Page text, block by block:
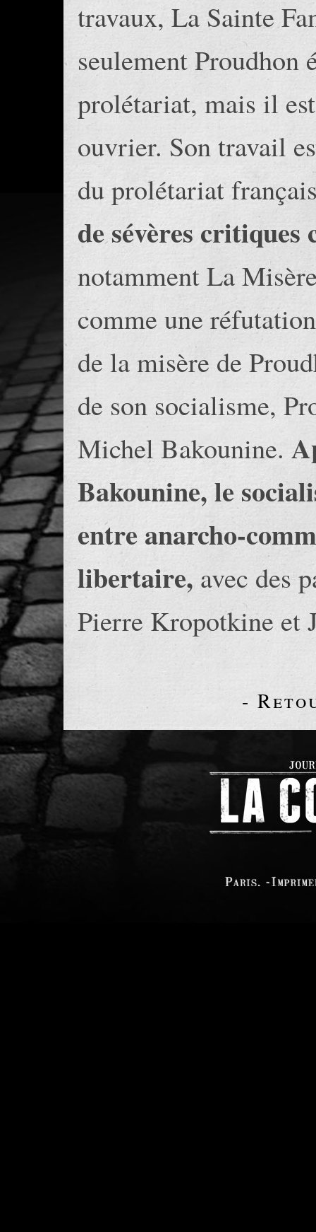
travaux, La Sainte
seulement Proudhon
prolétariat, mais il
ouvrier. Son travail
du prolétariat
de sévères
notamment La
comme une
de la misère de
de son socialisme,
Michel Bakounine.
Bakounine, le
entre anarcho-
libertaire, avec des
Pierre Kropotkine et
-